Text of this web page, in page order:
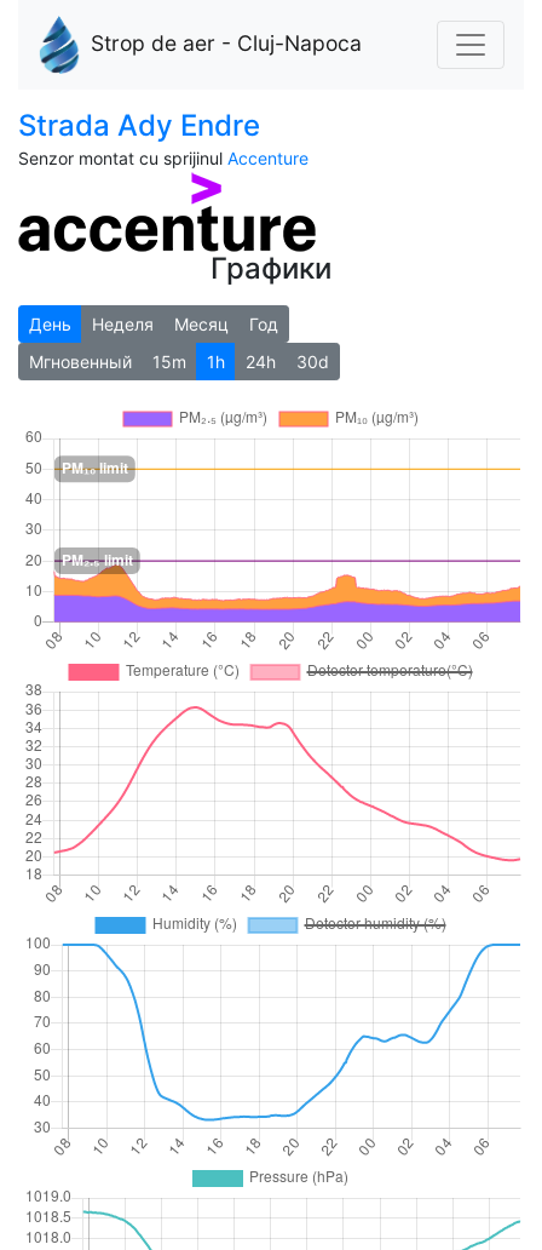
Strop de aer - Cluj-Napoca
Strada Ady Endre
Senzor montat cu sprijinul Accenture
Графики
День Неделя Месяц
Год
Мгновенный
15m 1h 24h 30d